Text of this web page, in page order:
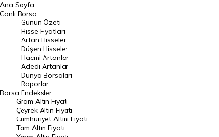
BIST 100 Hisseleri
En Çok Artan Hisseler
En Çok Düşen Hisseler
Hacmi Artanlar
Geçmiş Kapanışlar
Dünya Borsaları
Raporlar
Endeksler
Ana Sayfa
Canlı Borsa
Borsa
Günün Özeti
Hisse Fiyatları
Artan Hisseler
Düşen Hisseler
Hacmi Artanlar
Adedi Artanlar
Dünya Borsaları
Raporlar
Endeksler
Gram Altın Fiyatı
Çeyrek Altın Fiyatı
Cumhuriyet Altını Fiyatı
Tam Altın Fiyatı